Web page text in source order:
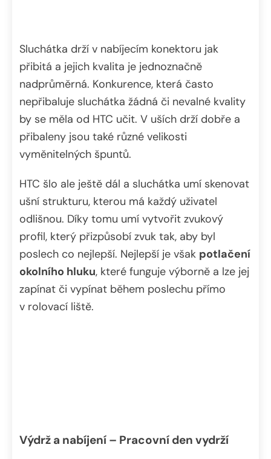
Sluchátka drží v nabíjecím konektoru jak
přibitá a jejich kvalita je jednoznačně
nadprůměrná. Konkurence, která často
nepřibaluje sluchátka žádná či nevalné kvality
by se měla od HTC učit. V uších drží dobře a
přibaleny jsou také různé velikosti
vyměnitelných špuntů.
HTC šlo ale ještě dál a sluchátka umí skenovat
ušní strukturu, kterou má každý uživatel
odlišnou. Díky tomu umí vytvořit zvukový
profil, který přizpůsobí zvuk tak, aby byl
poslech co nejlepší. Nejlepší je však potlačení
okolního hluku, které funguje výborně a lze jej
zapínat či vypínat během poslechu přímo
v rolovací liště.
Výdrž a nabíjení – Pracovní den vydrží